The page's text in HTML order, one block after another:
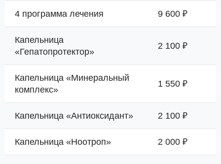
4 программа лечения 9 600 ₽
Капельница
«Гепатопротектор»
2 100 ₽
Капельница «Минеральный
комплекс»
1 550 ₽
Капельница «Антиоксидант» 2 100 ₽
Капельница «Ноотроп» 2 000 ₽